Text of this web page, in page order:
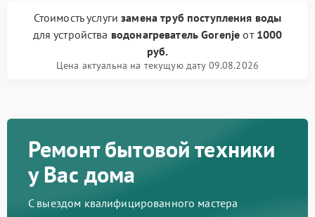
Стоимость услугизамена труб поступления воды
для устройства водонагреватель Gorenje от 1000
руб.
Цена актуальна на текущую дату 09.08.2026
Ремонт бытовой техники
у Вас дома
С выездом квалифицированного мастера